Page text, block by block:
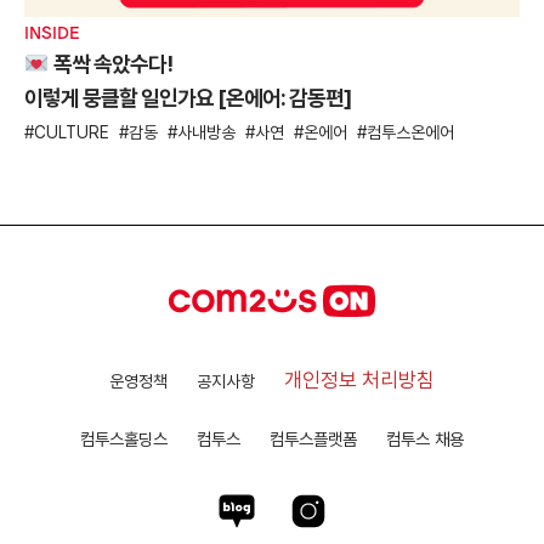
INSIDE
폭싹 속았수다!
이렇게 뭉클할 일인가요 [온에어: 감동편]
CULTURE 감동 사내방송 사연 온에어 컴투스온에어
운영정책 공지사항 개인정보 처리방침
컴투스홀딩스 컴투스 컴투스플랫폼 컴투스 채용